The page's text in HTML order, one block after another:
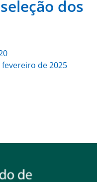
dos
fevereiro de 2025